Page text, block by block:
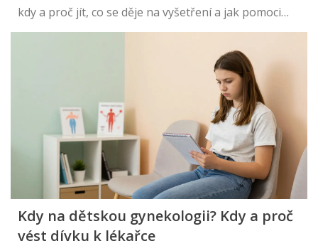
kdy a proč jít, co se děje na vyšetření a jak pomoci
dívce překonat strach.
Kdy na dětskou gynekologii? Kdy a proč
vést dívku k lékařce